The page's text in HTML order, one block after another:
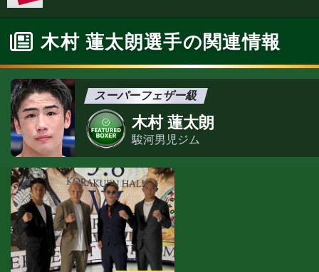
木村 蓮太朗選手の関連情報
スーパーフェザー級
木村 蓮太朗
駿河男児ジム